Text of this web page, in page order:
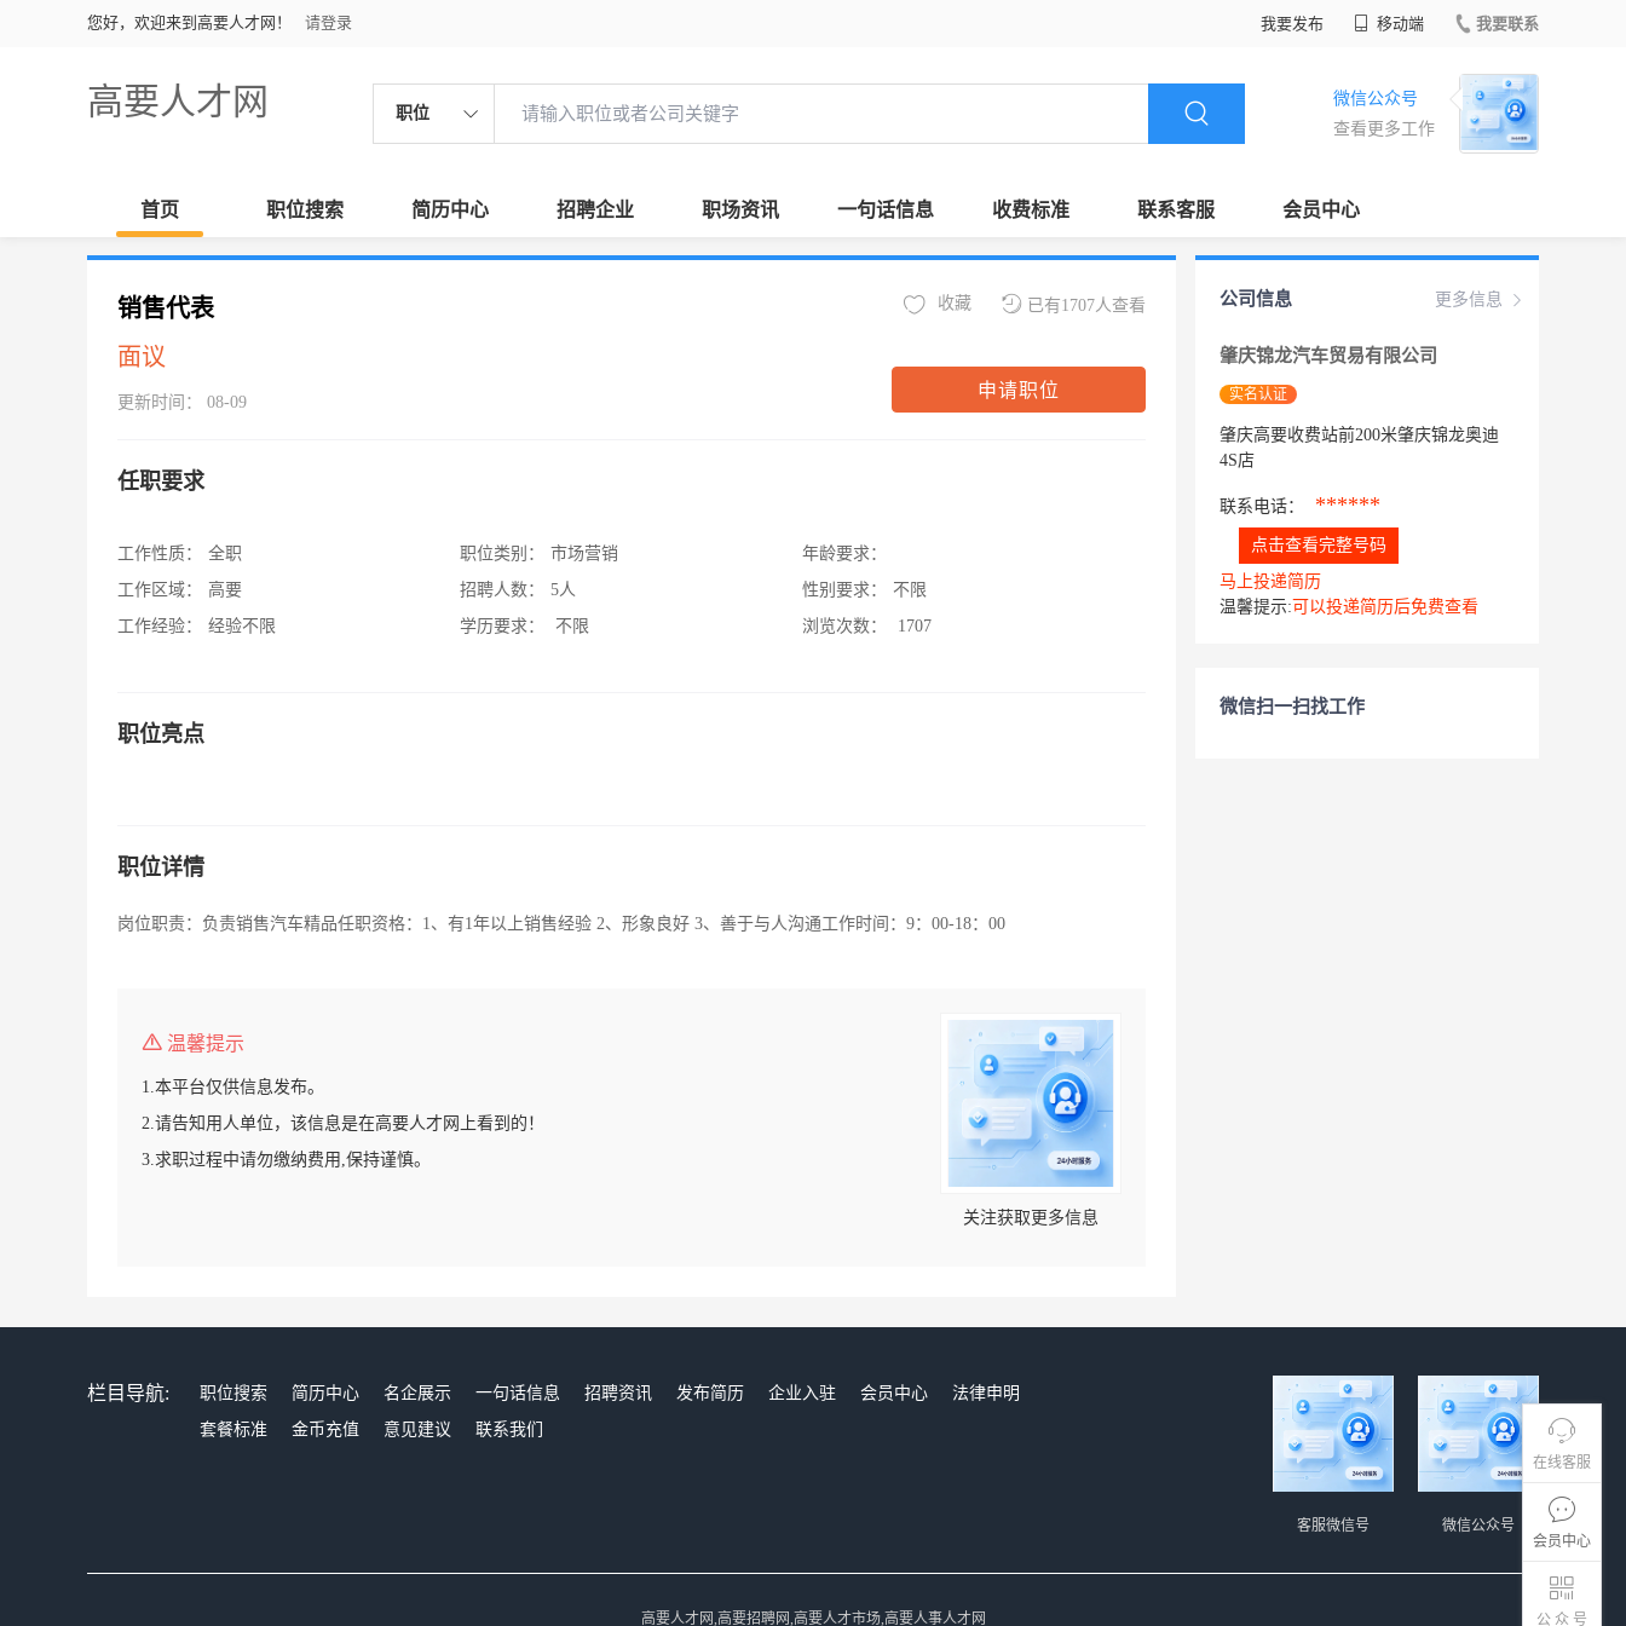
您好，欢迎来到高要人才网！ 请登录 我要发布 移动端 我要联系
高要人才网 职位
微信公众号
查看更多工作
首页 职位搜索 简历中心 招聘企业 职场资讯 一句话信息 收费标准 联系客服 会员中心
在线客服
会员中心
公 众 号
销售代表
面议
更新时间： 08-09
已有1707人查看
收藏
申请职位
任职要求
工作性质：
全职
工作区域：
高要
工作经验：
经验不限
职位类别：
市场营销
招聘人数：
5人
学历要求：
不限
年龄要求：
性别要求：
不限
浏览次数：
1707
职位亮点
职位详情
岗位职责：负责销售汽车精品任职资格：1、有1年以上销售经验 2、形象良好 3、善于与人沟通工作时间：9：00-18：00
温馨提示
1.本平台仅供信息发布。
2.请告知用人单位，该信息是在高要人才网上看到的！
3.求职过程中请勿缴纳费用,保持谨慎。
关注获取更多信息
更多信息
公司信息
肇庆锦龙汽车贸易有限公司
实名认证
肇庆高要收费站前200米肇庆锦龙奥迪
4S店
联系电话： ******
点击查看完整号码
马上投递简历
温馨提示: 可以投递简历后免费查看
微信扫一扫找工作
栏目导航: 职位搜索 简历中心 名企展示 一句话信息 招聘资讯 发布简历 企业入驻 会员中心
法律申明
套餐标准
金币充值 意见建议 联系我们
微信公众号
客服微信号
高要人才网,高要招聘网,高要人才市场,高要人事人才网